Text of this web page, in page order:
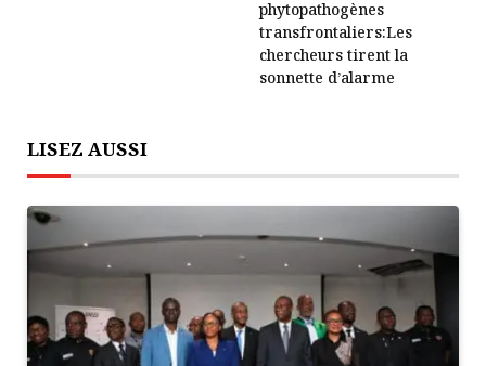
phytopathogènes
transfrontaliers:Les
chercheurs tirent la
sonnette d’alarme
LISEZ AUSSI